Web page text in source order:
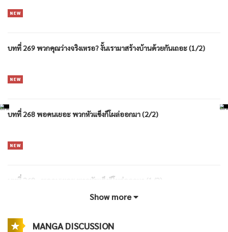
บทที่ 269 พวกคุณว่างจริงเหรอ? งั้นเรามาสร้างบ้านด้วยกันเถอะ (1/2)
บทที่ 268 พอคนเยอะ พวกหัวแข็งก็โผล่ออกมา (2/2)
บทที่ 268 - พอคนเยอะ พวกหัวแข็งก็โผล่ออกมา (1/2)
Show more
MANGA DISCUSSION